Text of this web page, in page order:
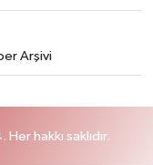
Arşivi
hakkı saklıdır.